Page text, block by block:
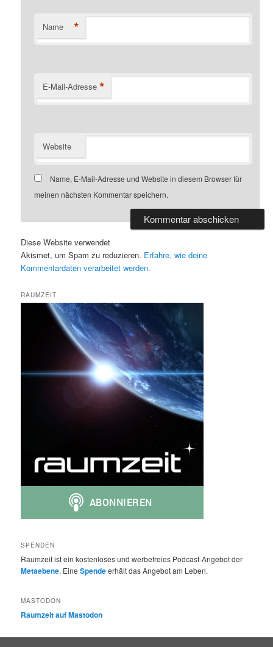
Name *
E-Mail-Adresse *
Website
Name, E-Mail-Adresse und Website in diesem Browser für
meinen nächsten Kommentar speichern.
Diese Website verwendet
Akismet, um Spam zu reduzieren. Erfahre, wie deine
Kommentardaten verarbeitet werden.
RAUMZEIT
SPENDEN
Raumzeit ist ein kostenloses und werbefreies Podcast-Angebot der
Metaebene. EineSpendeerhält das Angebot am Leben.
MASTODON
Raumzeit auf Mastodon